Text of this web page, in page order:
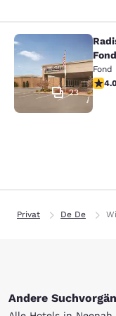
Radisson
23
Fond
4.05-
4.0
Privat De De
Andere